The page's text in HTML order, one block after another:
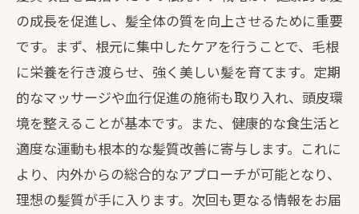
の成長を促進し、髪全体の質を向上させるために重要
です。まず、根元に集中したケアを行うことで、毛根
に栄養を行き渡らせ、強く美しい髪を育てます。定期
的なマッサージや血行促進の施術も取り入れ、頭皮環
境を整えることが基本です。また、健康的な食生活と
適度な運動も根本的な髪質改善に寄与します。これに
より、内外からの総合的なアプローチが可能となり、
理想の髪質が手に入ります。次回も更なる情報をお届